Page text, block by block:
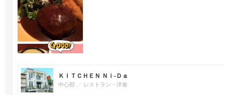
ＫＩＴＣＨＥＮ Ｎｉ-Ｄａ
中心部 レストラン・洋食